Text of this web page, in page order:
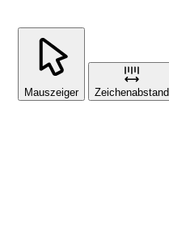
Mauszeiger Zeichenabstand